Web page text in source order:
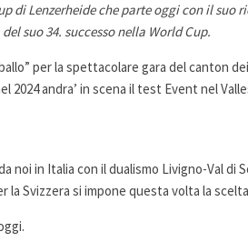
di Lenzerheide che parte oggi con il suo
suo 34. successo nella World Cup.
per la spettacolare gara del canton
2024 andra’ in scena il test Event nel
noi in Italia con il dualismo Livigno-Val di
la Svizzera si impone questa volta la